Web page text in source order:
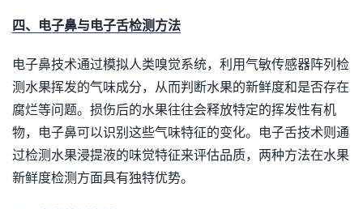
四、电子鼻与电子舌检测方法
电子鼻技术通过模拟人类嗅觉系统，利用气敏传感器阵列检
测水果挥发的气味成分，从而判断水果的新鲜度和是否存在
腐烂等问题。损伤后的水果往往会释放特定的挥发性有机
物，电子鼻可以识别这些气味特征的变化。电子舌技术则通
过检测水果浸提液的味觉特征来评估品质，两种方法在水果
新鲜度检测方面具有独特优势。